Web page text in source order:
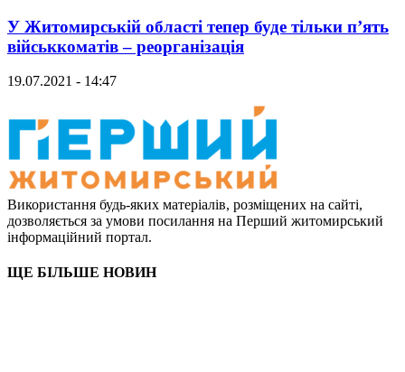
У Житомирській області тепер буде тільки п’ять
військкоматів – реорганізація
19.07.2021 - 14:47
Використання будь-яких матеріалів, розміщених на сайті,
дозволяється за умови посилання на Перший житомирський
інформаційний портал.
ЩЕ БІЛЬШЕ НОВИН